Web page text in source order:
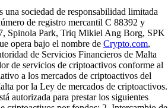
sociedad de responsabilidad limitada
de registro mercantil C 88392 y
Spinola Park, Triq Mikiel Ang Borg, SPK
opera bajo el nombre de Crypto.com,
de Servicios Financieros de Malta
de servicios de criptoactivos conforme al
a los mercados de criptoactivos del
por la Ley de mercados de criptoactivos.
autorizada para prestar los siguientes